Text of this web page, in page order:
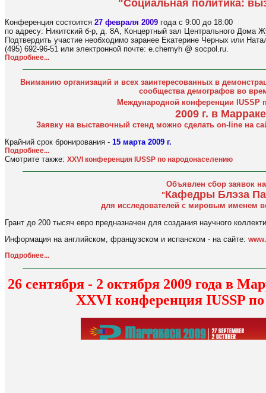
"Социальная политика:
Конференция состоится 27 февраля 2009 года с 9:00 до 18:00
по адресу: Никитский б-р, д. 8А, Концертный зал Центрального Дома
Подтвердить участие необходимо заранее Екатерине Черных или
(495) 692-96-51 или электронной почте: e.chernyh @ socpol.ru.
Подробнее...
Вниманию организаций и всех заинтересованных в
сообщества демографов во
Международной конференции IUSSP
2009 г. в
Заявку на выставочный стенд можно сделать on-line на
Крайний срок бронирования - 15 марта 2009 г.
Подробнее...
Смотрите также: XXVI конференция IUSSP по народонаселению
Объявлен сбор заявок
"Кафедры Блэза
для исследователей с мировым именем
Грант до 200 тысяч евро предназначен для создания научного
Информация на английском, французском и испанском - на сайте:
Подробнее...
26 сентября - 2 октября 2009 года в
XXVI конференция IUSSP